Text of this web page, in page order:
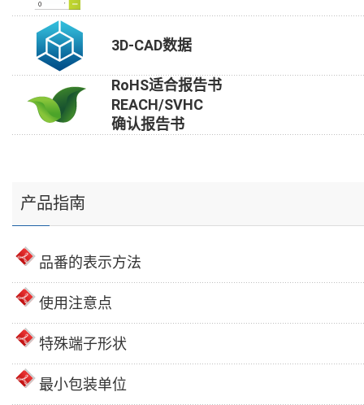
3D-CAD数据
RoHS适合报告书
REACH/SVHC
确认报告书
产品指南
品番的表示方法
使用注意点
特殊端子形状
最小包装单位